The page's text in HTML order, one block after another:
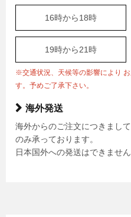
16時から18時
19時から21時
※交通状況、天候等の影響により
す。予めご了承下さい。
海外発送
海外からのご注文につきまし
のみ承っております。
日本国外への発送はできませ